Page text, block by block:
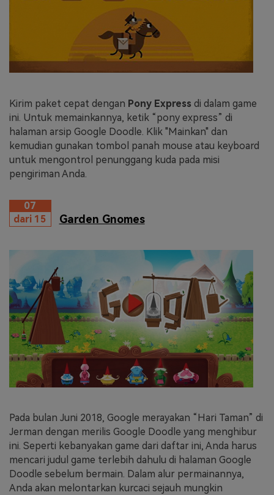
Kirim paket cepat dengan Pony Express di dalam game
ini. Untuk memainkannya, ketik “pony express” di
halaman arsip Google Doodle. Klik "Mainkan" dan
kemudian gunakan tombol panah mouse atau keyboard
untuk mengontrol penunggang kuda pada misi
pengiriman Anda.
07
dari 15
Garden Gnomes
Pada bulan Juni 2018, Google merayakan “Hari Taman” di
Jerman dengan merilis Google Doodle yang menghibur
ini. Seperti kebanyakan game dari daftar ini, Anda harus
mencari judul game terlebih dahulu di halaman Google
Doodle sebelum bermain. Dalam alur permainannya,
Anda akan melontarkan kurcaci sejauh mungkin